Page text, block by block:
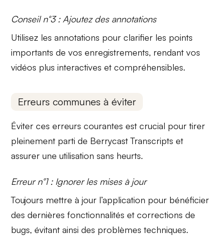
Conseil n°3 : Ajoutez des annotations
Utilisez lesannotations pour clarifier les points
importants de vos enregistrements, rendant vos
vidéos plus interactives et compréhensibles.
Erreurs communes à éviter
Éviter ces erreurs courantes est crucial pour tirer
pleinement parti de Berrycast Transcripts et
assurer une utilisation sans heurts.
Erreur n°1 : Ignorer les mises à jour
Toujours mettre à jour l’application pour bénéficier
des dernières fonctionnalités et corrections de
bugs, évitant ainsi des problèmes techniques.